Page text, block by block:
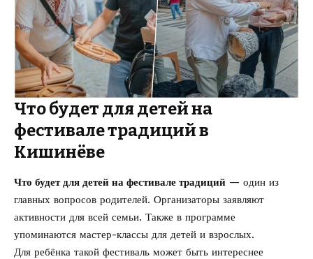
Что будет для детей на
фестивале традиций в
Кишинёве
Что будет для детей на фестивале традиций — один из
главных вопросов родителей. Организаторы заявляют
активности для всей семьи. Также в программе
упоминаются мастер-классы для детей и взрослых.
Для ребёнка такой фестиваль может быть интереснее